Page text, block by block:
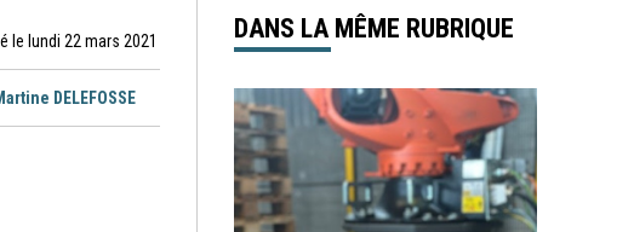
le lundi 22 mars 2021
DELEFOSSE
DANS LA MÊME RUBRIQUE